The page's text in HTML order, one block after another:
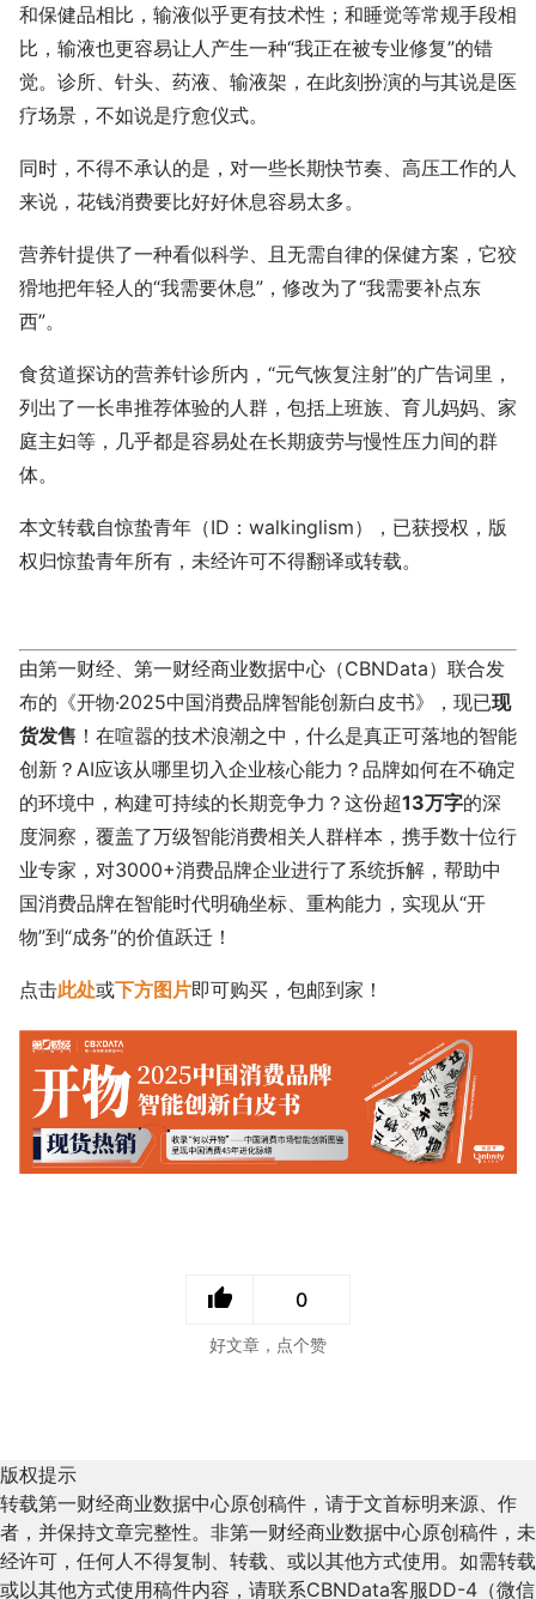
和保健品相比，输液似乎更有技术性；和睡觉等常规手段相
比，输液也更容易让人产生一种“我正在被专业修复”的错
觉。诊所、针头、药液、输液架，在此刻扮演的与其说是医
疗场景，不如说是疗愈仪式。
同时，不得不承认的是，对一些长期快节奏、高压工作的人
来说，花钱消费要比好好休息容易太多。
营养针提供了一种看似科学、且无需自律的保健方案，它狡
猾地把年轻人的“我需要休息”，修改为了“我需要补点东
西”。
食贫道探访的营养针诊所内，“元气恢复注射”的广告词里，
列出了一长串推荐体验的人群，包括上班族、育儿妈妈、家
庭主妇等，几乎都是容易处在长期疲劳与慢性压力间的群
体。
本文转载自惊蛰青年（ID：walkinglism），已获授权，版
权归惊蛰青年所有，未经许可不得翻译或转载。
由第一财经、第一财经商业数据中心（CBNData）联合发
布的《开物·2025中国消费品牌智能创新白皮书》，现已现
货发售 ！在喧嚣的技术浪潮之中，什么是真正可落地的智能
创新？AI应该从哪里切入企业核心能力？品牌如何在不确定
的环境中，构建可持续的长期竞争力？这份超13万字的深
度洞察，覆盖了万级智能消费相关人群样本，携手数十位行
业专家，对3000+消费品牌企业进行了系统拆解，帮助中
国消费品牌在智能时代明确坐标、重构能力，实现从“开
物”到“成务”的价值跃迁！
点击此处或下方图片即可购买，包邮到家！
0
好文章，点个赞
版权提示
转载第一财经商业数据中心原创稿件，请于文首标明来源、作
者，并保持文章完整性。非第一财经商业数据中心原创稿件，未
经许可，任何人不得复制、转载、或以其他方式使用。如需转载
或以其他方式使用稿件内容，请联系CBNData客服DD-4（微信